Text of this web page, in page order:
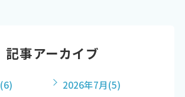
記事アーカイブ
(6) 2026年7月(5)